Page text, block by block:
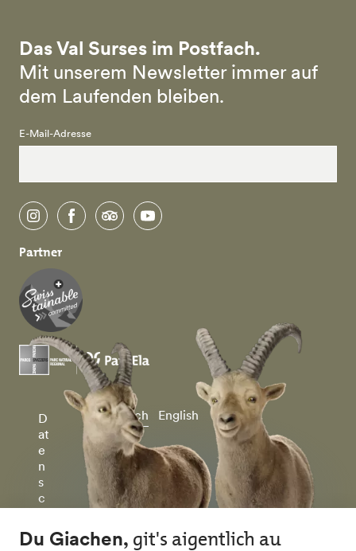
Das Val Surses im Postfach.
Mit unserem Newsletter immer auf
dem Laufenden bleiben.
E-Mail-Adresse
instagramfacebooktripadvisoryoutube
Partner
D
at
e
n
s
c
tz
Deutsch English